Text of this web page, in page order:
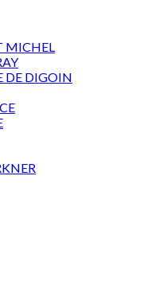
MICHEL
DE DIGOIN